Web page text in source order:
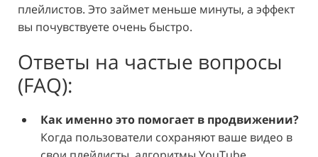
плейлистов. Это займет меньше минуты, а эффект
вы почувствуете очень быстро.
Ответы на частые вопросы
(FAQ):
Как именно это помогает в продвижении?
Когда пользователи сохраняют ваше видео в